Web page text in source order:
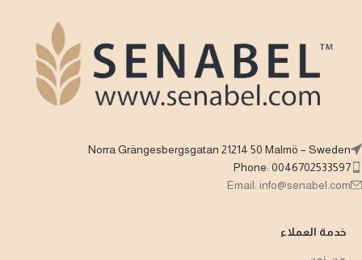
Norra Grängesbergsgatan 21214 50 Malmö – Sweden
Phone: 0046702533597
Email: info@senabel.com
خدمة العملاء